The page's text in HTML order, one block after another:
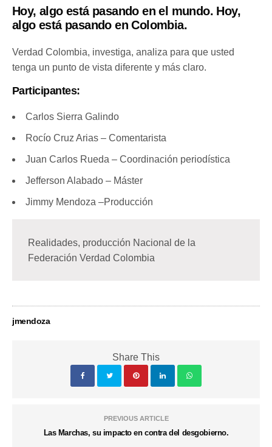
Hoy, algo está pasando en el mundo. Hoy,
algo está pasando en Colombia.
Verdad Colombia, investiga, analiza para que usted
tenga un punto de vista diferente y más claro.
Participantes:
Carlos Sierra Galindo
Rocío Cruz Arias – Comentarista
Juan Carlos Rueda – Coordinación periodística
Jefferson Alabado – Máster
Jimmy Mendoza –Producción
Realidades, producción Nacional de la
Federación Verdad Colombia
jmendoza
Share This
PREVIOUS ARTICLE
Las Marchas, su impacto en contra del desgobierno.